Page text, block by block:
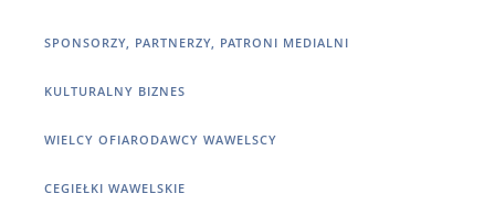
SPONSORZY, PARTNERZY, PATRONI MEDIALNI
KULTURALNY BIZNES
WIELCY OFIARODAWCY WAWELSCY
CEGIEŁKI WAWELSKIE